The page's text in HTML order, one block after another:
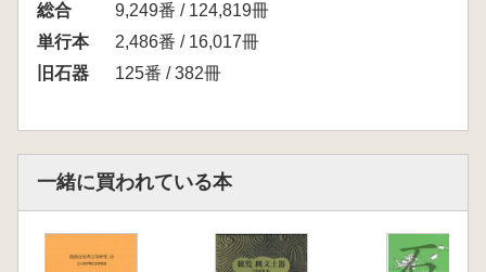
総合
9,249番 / 124,819冊
単行本
2,486番 / 16,017冊
旧石器
125番 / 382冊
一緒に買われている本